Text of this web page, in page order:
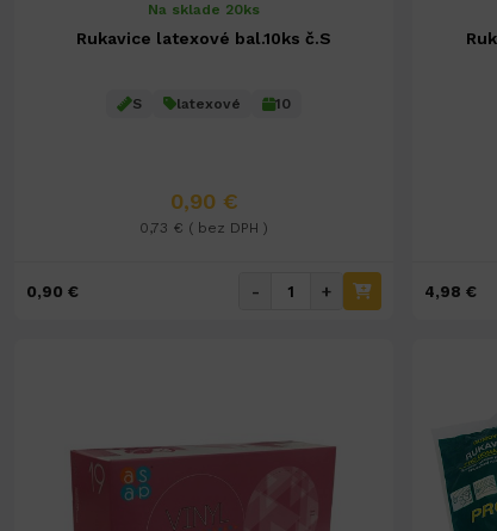
Na sklade 20ks
Rukavice latexové bal.10ks č.S
S latexové 10
0,90 €
0,73 € ( bez DPH )
0,90 € - + 4,98 €